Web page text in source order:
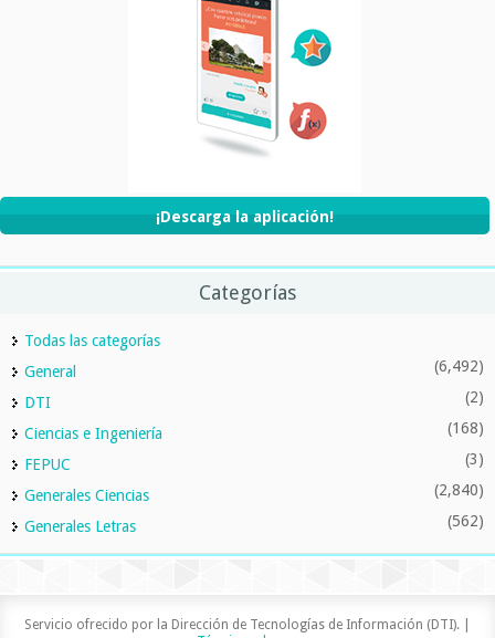
¡Descarga la aplicación!
Categorías
Todas las categorías
General
(6,492)
DTI (2)
Ciencias e Ingeniería (168)
FEPUC (3)
Generales Ciencias (2,840)
Generales Letras (562)
Servicio ofrecido por la Dirección de Tecnologías de Información (DTI). |